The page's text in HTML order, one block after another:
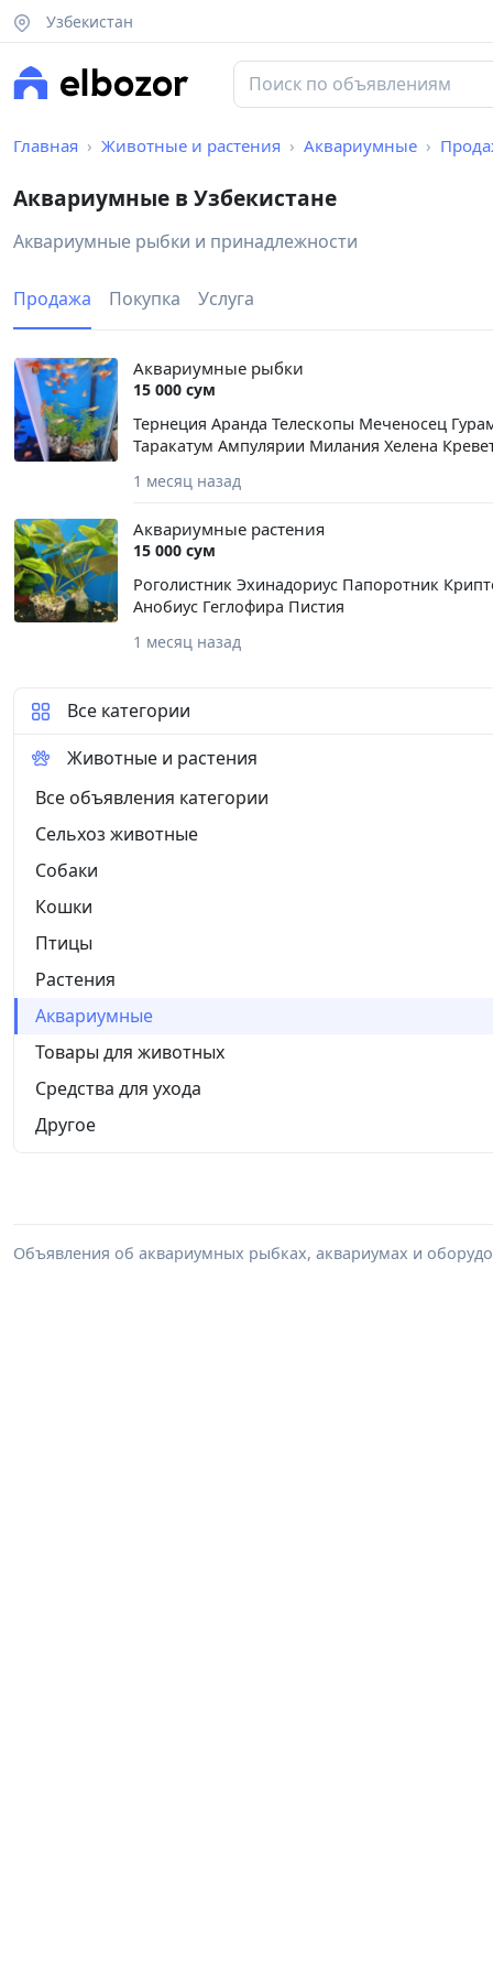
Узбекистан
Главная Животные и растения Аквариумные
Аквариумные в Узбекистане
Аквариумные рыбки и принадлежности
Продажа Покупка Услуга
Аквариумные рыбки
15 000 сум
Тернеция Аранда Телескопы Меченосец
Таракатум Ампулярии Милания Хелена
1 месяц назад
Аквариумные растения
15 000 сум
Роголистник Эхинадориус Папоротник
Анобиус Геглофира Пистия
1 месяц назад
Все категории
Животные и растения
Все объявления категории
Сельхоз животные
Собаки
Кошки
Птицы
Растения
Аквариумные
Товары для животных
Средства для ухода
Другое
Объявления об аквариумных рыбках, аквариумах и